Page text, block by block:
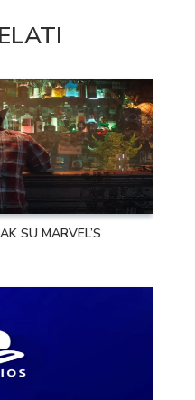
SU MARVEL’S